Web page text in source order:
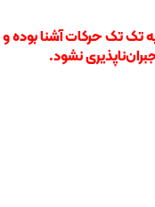
به تک تک حرکات آشنا بوده و
نشود.